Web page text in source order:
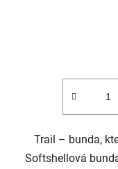
Trail – bunda,
Softshellová